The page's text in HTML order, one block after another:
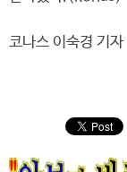
코나스 이숙경 기자